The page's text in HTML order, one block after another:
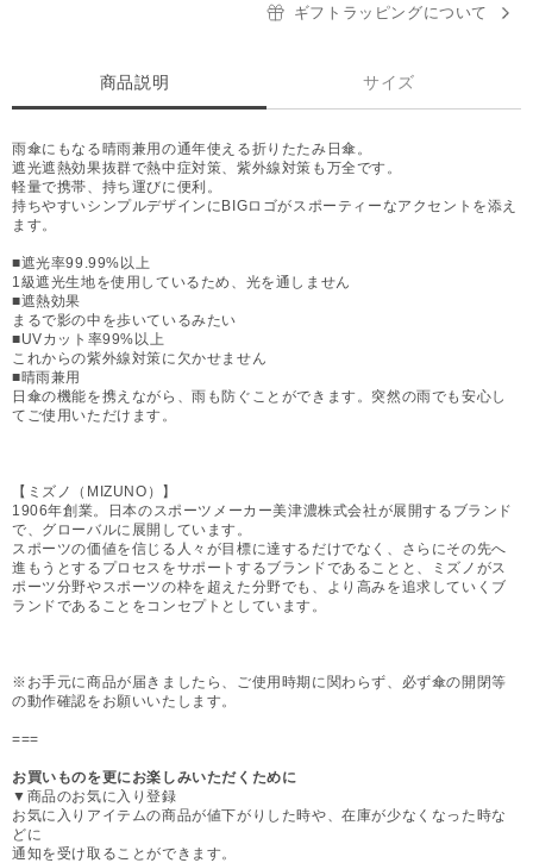
ギフトラッピングについて
商品説明 サイズ
雨傘にもなる晴雨兼用の通年使える折りたたみ日傘。
遮光遮熱効果抜群で熱中症対策、紫外線対策も万全です。
軽量で携帯、持ち運びに便利。
持ちやすいシンプルデザインにBIGロゴがスポーティーなアクセントを添え
ます。
■遮光率99.99%以上
1級遮光生地を使用しているため、光を通しません
■遮熱効果
まるで影の中を歩いているみたい
■UVカット率99%以上
これからの紫外線対策に欠かせません
■晴雨兼用
日傘の機能を携えながら、雨も防ぐことができます。突然の雨でも安心し
てご使用いただけます。
【ミズノ（MIZUNO）】
1906年創業。日本のスポーツメーカー美津濃株式会社が展開するブランド
で、グローバルに展開しています。
スポーツの価値を信じる人々が目標に達するだけでなく、さらにその先へ
進もうとするプロセスをサポートするブランドであることと、ミズノがス
ポーツ分野やスポーツの枠を超えた分野でも、より高みを追求していくブ
ランドであることをコンセプトとしています。
※お手元に商品が届きましたら、ご使用時期に関わらず、必ず傘の開閉等
の動作確認をお願いいたします。
===
お買いものを更にお楽しみいただくために
▼商品のお気に入り登録
お気に入りアイテムの商品が値下がりした時や、在庫が少なくなった時な
どに
通知を受け取ることができます。